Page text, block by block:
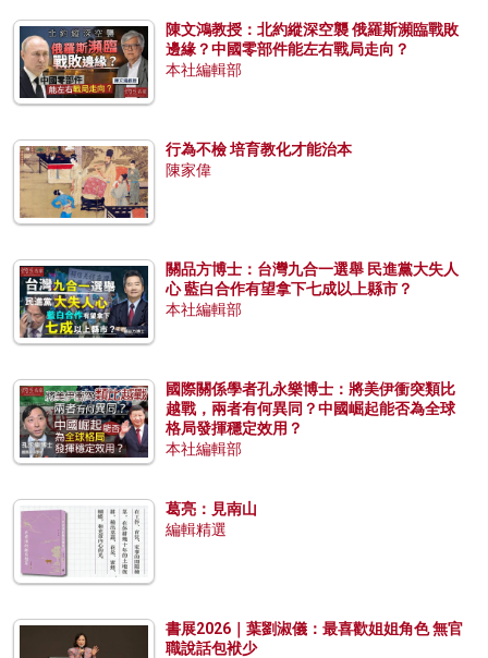
陳文鴻教授：北約縱深空襲 俄羅斯瀕臨戰敗
邊緣？中國零部件能左右戰局走向？
本社編輯部
行為不檢 培育教化才能治本
陳家偉
關品方博士：台灣九合一選舉 民進黨大失人
心 藍白合作有望拿下七成以上縣市？
本社編輯部
國際關係學者孔永樂博士：將美伊衝突類比
越戰，兩者有何異同？中國崛起能否為全球
格局發揮穩定效用？
本社編輯部
葛亮：見南山
編輯精選
書展2026｜葉劉淑儀：最喜歡姐姐角色 無官
職說話包袱少